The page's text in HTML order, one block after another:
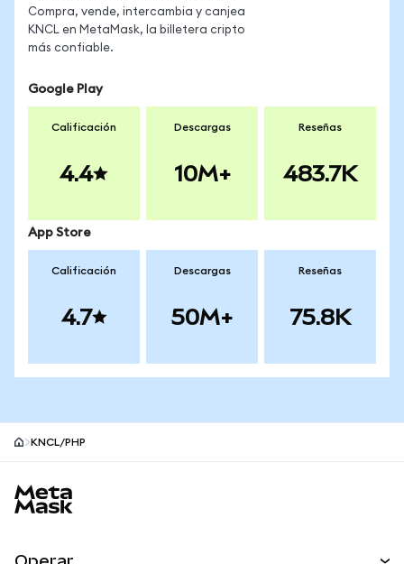
Compra, vende, intercambia y canjea
KNCL en MetaMask, la billetera cripto
más confiable.
Google Play
Calificación
4.4
Descargas
10M+
Reseñas
483.7K
App Store
Calificación
4.7
Descargas
50M+
Reseñas
75.8K
KNCL/PHP